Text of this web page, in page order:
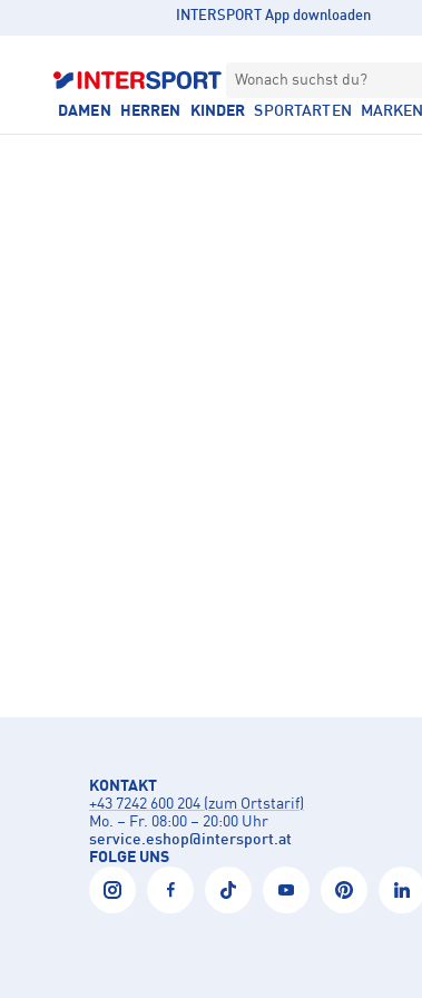
INTERSPORT App downloaden
Wonach suchst du?
DAMEN HERREN KINDER SPORTARTEN MARKEN
KONTAKT
+43 7242 600 204 (zum Ortstarif)
Mo. – Fr. 08:00 – 20:00 Uhr
service.eshop@intersport.at
FOLGE UNS